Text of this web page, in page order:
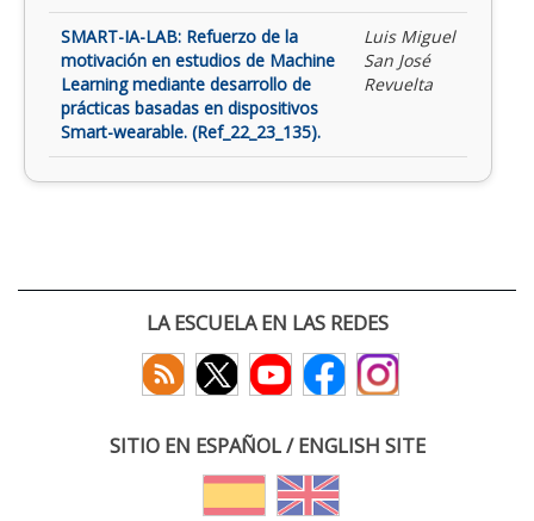
SMART-IA-LAB: Refuerzo de la
motivación en estudios de Machine
Learning mediante desarrollo de
prácticas basadas en dispositivos
Smart-wearable. (Ref_22_23_135).
Luis Miguel
San José
Revuelta
LA ESCUELA EN LAS REDES
SITIO EN ESPAÑOL / ENGLISH SITE